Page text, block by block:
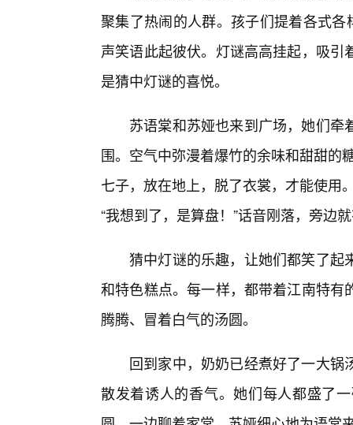
聚集了热闹的人群。孩子们提着各式
声笑语此起彼伏。灯谜高高挂起，吸
是猜中灯谜的喜悦。
苏语棠和苏娅也来到广场，她们
围。空气中弥漫着爆竹的余味和甜甜的
七子，放在地上，脱了衣裳，才能使用
“我想到了，是算盘！”话音刚落，旁边
猜中灯谜的乐趣，让她们都笑了起
和特色糕点。每一样，都带着江南特
腾腾、冒着白气的汤圆。
回到家中，奶奶已经煮好了一大
散发着诱人的香气。她们每人都盛了